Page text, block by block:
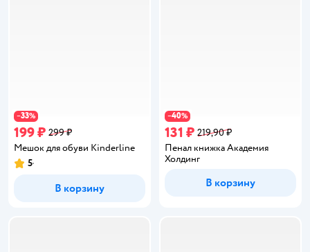
−33%
199 ₽ 299 ₽
Мешок для обуви Kinderline
Рейтинг:
5
В корзину
−40%
131 ₽ 219,90 ₽
Пенал книжка Академия
Холдинг
В корзину